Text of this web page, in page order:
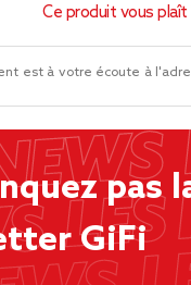
Ce produit vous plaît
est à votre écoute à
pas
GiFi